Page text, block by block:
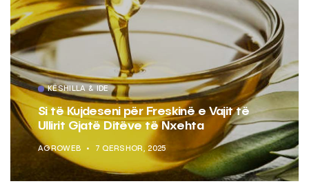
KËSHILLA & IDE
Si të Kujdeseni për Freskinë e Vajit të
Ullirit Gjatë Ditëve të Nxehta
AGROWEB 7 QERSHOR, 2025